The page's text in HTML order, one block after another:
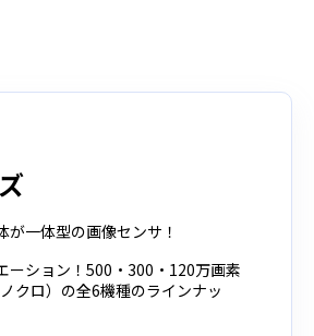
が一体型の画像センサ！
ーション！500・300・120万画素
ノクロ）の全6機種のラインナッ